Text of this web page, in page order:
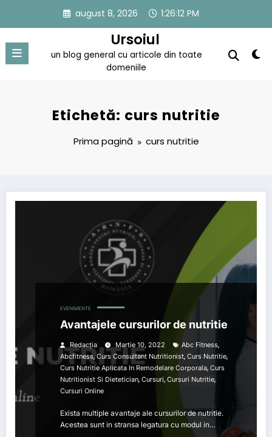
conținut
august 8, 2026 1:26:12 PM
Ursoiul
un blog general cu articole din toate
domeniile
Etichetă: curs nutritie
Prima pagină curs nutritie
EVENIMENTE
Avantajele cursurilor de nutritie
Redacția Martie 10, 2022 Abc Fitness,
Abcfitness,Curs Consultant Nutritionist, Curs Nutritie,
Curs Nutritie Aplicata In Remodelare Corporala, Curs
Nutritionist Si Dietetician, Cursuri, Cursuri Nutritie,
Cursuri Online
Exista multiple avantaje ale cursurilor de nutritie.
Acestea sunt in stransa legatura cu modul in…